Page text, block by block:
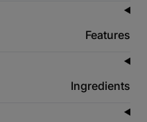
Features
Ingredients